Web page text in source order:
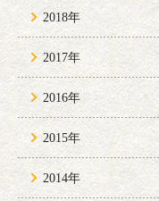
2018年
2017年
2016年
2015年
2014年